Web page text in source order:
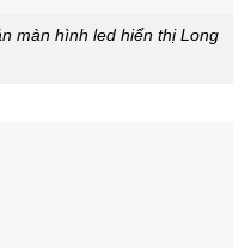
màn hình led hiển thị Long